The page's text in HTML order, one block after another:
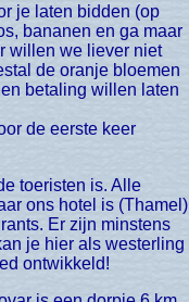
je laten bidden (op
bananen en ga maar
willen we liever niet
de oranje bloemen
betaling willen laten
de eerste keer
ons hotel is (Thamel)
Er zijn minstens
je hier als westerling
ontwikkeld!